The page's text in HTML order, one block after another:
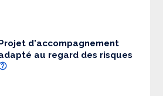
Projet d'accompagnement
au regard des risques